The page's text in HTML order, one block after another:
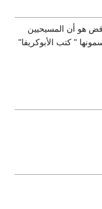
وسبب الرفض هو أن المسيحيين
" كتب الأبوكريفا"